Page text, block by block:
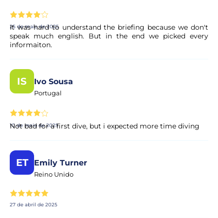
25 de maio de 2025
It was hard to understand the briefing because we don't
speak much english. But in the end we picked every
informaiton.
IS Ivo Sousa
Portugal
10 de maio de 2025
Not bad for a first dive, but i expected more time diving
ET Emily Turner
Reino Unido
27 de abril de 2025